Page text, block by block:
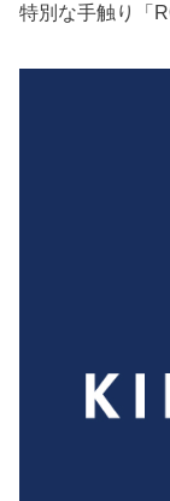
特別な手触り「